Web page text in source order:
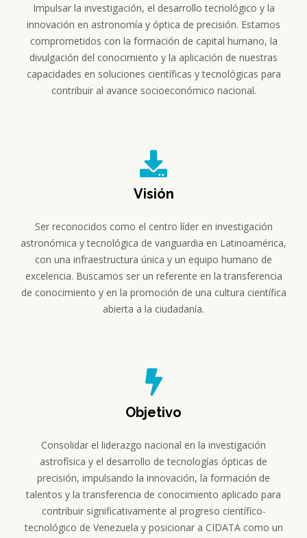
Impulsar la investigación, el desarrollo tecnológico y la
innovación en astronomía y óptica de precisión. Estamos
comprometidos con la formación de capital humano, la
divulgación del conocimiento y la aplicación de nuestras
capacidades en soluciones científicas y tecnológicas para
contribuir al avance socioeconómico nacional.
Visión
Ser reconocidos como el centro líder en investigación
astronómica y tecnológica de vanguardia en Latinoamérica,
con una infraestructura única y un equipo humano de
excelencia. Buscamos ser un referente en la transferencia
de conocimiento y en la promoción de una cultura científica
abierta a la ciudadanía.
Objetivo
Consolidar el liderazgo nacional en la investigación
astrofísica y el desarrollo de tecnologías ópticas de
precisión, impulsando la innovación, la formación de
talentos y la transferencia de conocimiento aplicado para
contribuir significativamente al progreso científico-
tecnológico de Venezuela y posicionar a CIDATA como un